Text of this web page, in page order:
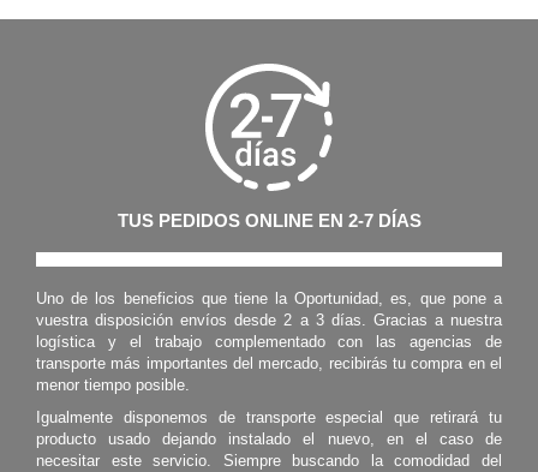
TUS PEDIDOS ONLINE EN 2-7 DÍAS
Uno de los beneficios que tiene la Oportunidad, es, que pone a
vuestra disposición envíos desde 2 a 3 días. Gracias a nuestra
logística y el trabajo complementado con las agencias de
transporte más importantes del mercado, recibirás tu compra en el
menor tiempo posible.
Igualmente disponemos de transporte especial que retirará tu
producto usado dejando instalado el nuevo, en el caso de
necesitar este servicio. Siempre buscando la comodidad del